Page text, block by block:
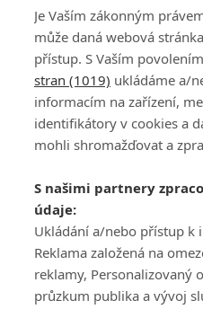
Je Vaším zákonným
může daná webová
přístup. S Vaším
stran (1019) ukládáme a/
informacím na zařízení,
identifikátory v cookies a
mohli shromažďovat a
S našimi partnery
údaje:
Ukládání a/nebo přístup k
Reklama založená na
reklamy, Personalizovaný
průzkum publika a vývoj
Zika jako chlapská
Kláry
Všeobecné obchodní
podmínky služby
GolfExtra.cz Premium
Podmínky zpracování
osobních údajů při